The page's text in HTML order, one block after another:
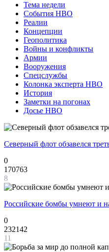
Тема недели
События НВО
Реалии
Концепции
Геополитика
Войны и конфликты
Армии
Вооружения
Спецслужбы
Колонка эксперта НВО
История
Заметки на погонах
Досье НВО
Северный флот обзавелся
0
170763
8
Российские бомбы умнеют и
0
232142
11